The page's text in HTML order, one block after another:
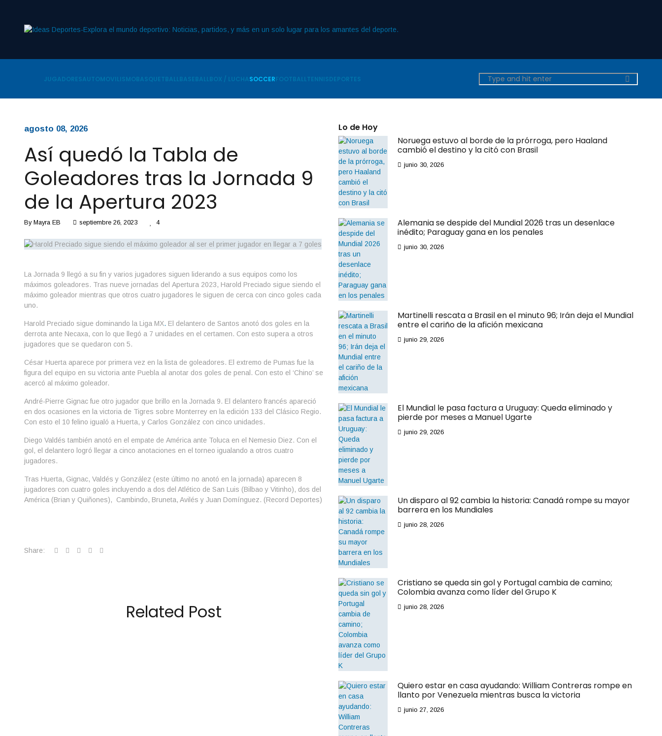
JUGADORESAUTOMOVILISMOBASQUETBALLBASEBALLBOX / LUCHASOCCERFOOTBALLTENNISDEPORTES
agosto 08, 2026
Así quedó la Tabla de
Goleadores tras la Jornada 9
de la Apertura 2023
By Mayra EB septiembre 26, 2023 4
La Jornada 9 llegó a su fin y varios jugadores siguen liderando a sus equipos como los
máximos goleadores. Tras nueve jornadas del Apertura 2023, Harold Preciado sigue siendo el
máximo goleador mientras que otros cuatro jugadores le siguen de cerca con cinco goles cada
uno.
Harold Preciado sigue dominando la Liga MX. El delantero de Santos anotó dos goles en la
derrota ante Necaxa, con lo que llegó a 7 unidades en el certamen. Con esto supera a otros
jugadores que se quedaron con 5.
César Huerta aparece por primera vez en la lista de goleadores. El extremo de Pumas fue la
figura del equipo en su victoria ante Puebla al anotar dos goles de penal. Con esto el ‘Chino’ se
acercó al máximo goleador.
André-Pierre Gignac fue otro jugador que brillo en la Jornada 9. El delantero francés apareció
en dos ocasiones en la victoria de Tigres sobre Monterrey en la edición 133 del Clásico Regio.
Con esto el 10 felino igualó a Huerta, y Carlos González con cinco unidades.
Diego Valdés también anotó en el empate de América ante Toluca en el Nemesio Diez. Con el
gol, el delantero logró llegar a cinco anotaciones en el torneo igualando a otros cuatro
jugadores.
Tras Huerta, Gignac, Valdés y González (este último no anotó en la jornada) aparecen 8
jugadores con cuatro goles incluyendo a dos del Atlético de San Luis (Bilbao y Vitinho), dos del
América (Brian y Quiñones), Cambindo, Bruneta, Avilés y Juan Domínguez. (Record Deportes)
Share:
Related Post
Lo de Hoy
Noruega estuvo al borde de la prórroga, pero Haaland
cambió el destino y la citó con Brasil
junio 30, 2026
Alemania se despide del Mundial 2026 tras un desenlace
inédito; Paraguay gana en los penales
junio 30, 2026
Martinelli rescata a Brasil en el minuto 96; Irán deja el Mundial
entre el cariño de la afición mexicana
junio 29, 2026
El Mundial le pasa factura a Uruguay: Queda eliminado y
pierde por meses a Manuel Ugarte
junio 29, 2026
Un disparo al 92 cambia la historia: Canadá rompe su mayor
barrera en los Mundiales
junio 28, 2026
Cristiano se queda sin gol y Portugal cambia de camino;
Colombia avanza como líder del Grupo K
junio 28, 2026
Quiero estar en casa ayudando: William Contreras rompe en
llanto por Venezuela mientras busca la victoria
junio 27, 2026